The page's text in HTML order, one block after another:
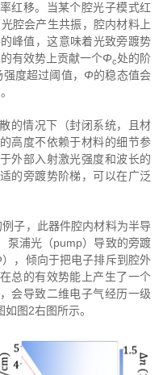
红移。当某个腔光子模式红
腔会产生共振，腔内材料上
峰值，这意味着光致旁踱势
有效势上贡献一个Φc处的阶
度超过阈值， Φ的稳态值会
的情况下（封闭系统，且材
高度不依赖于材料的细节参
外部入射激光强度和波长的
的旁踱势阶梯，可以在广泛
子，此器件腔内材料为半导
泵浦光（pump）导致的旁踱
），倾向于把电子排斥到腔外
总的有效势能上产生了一个
会导致二维电子气经历一级
图2右图所示。